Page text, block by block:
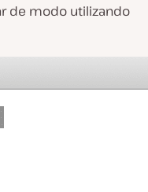
de modo utilizando